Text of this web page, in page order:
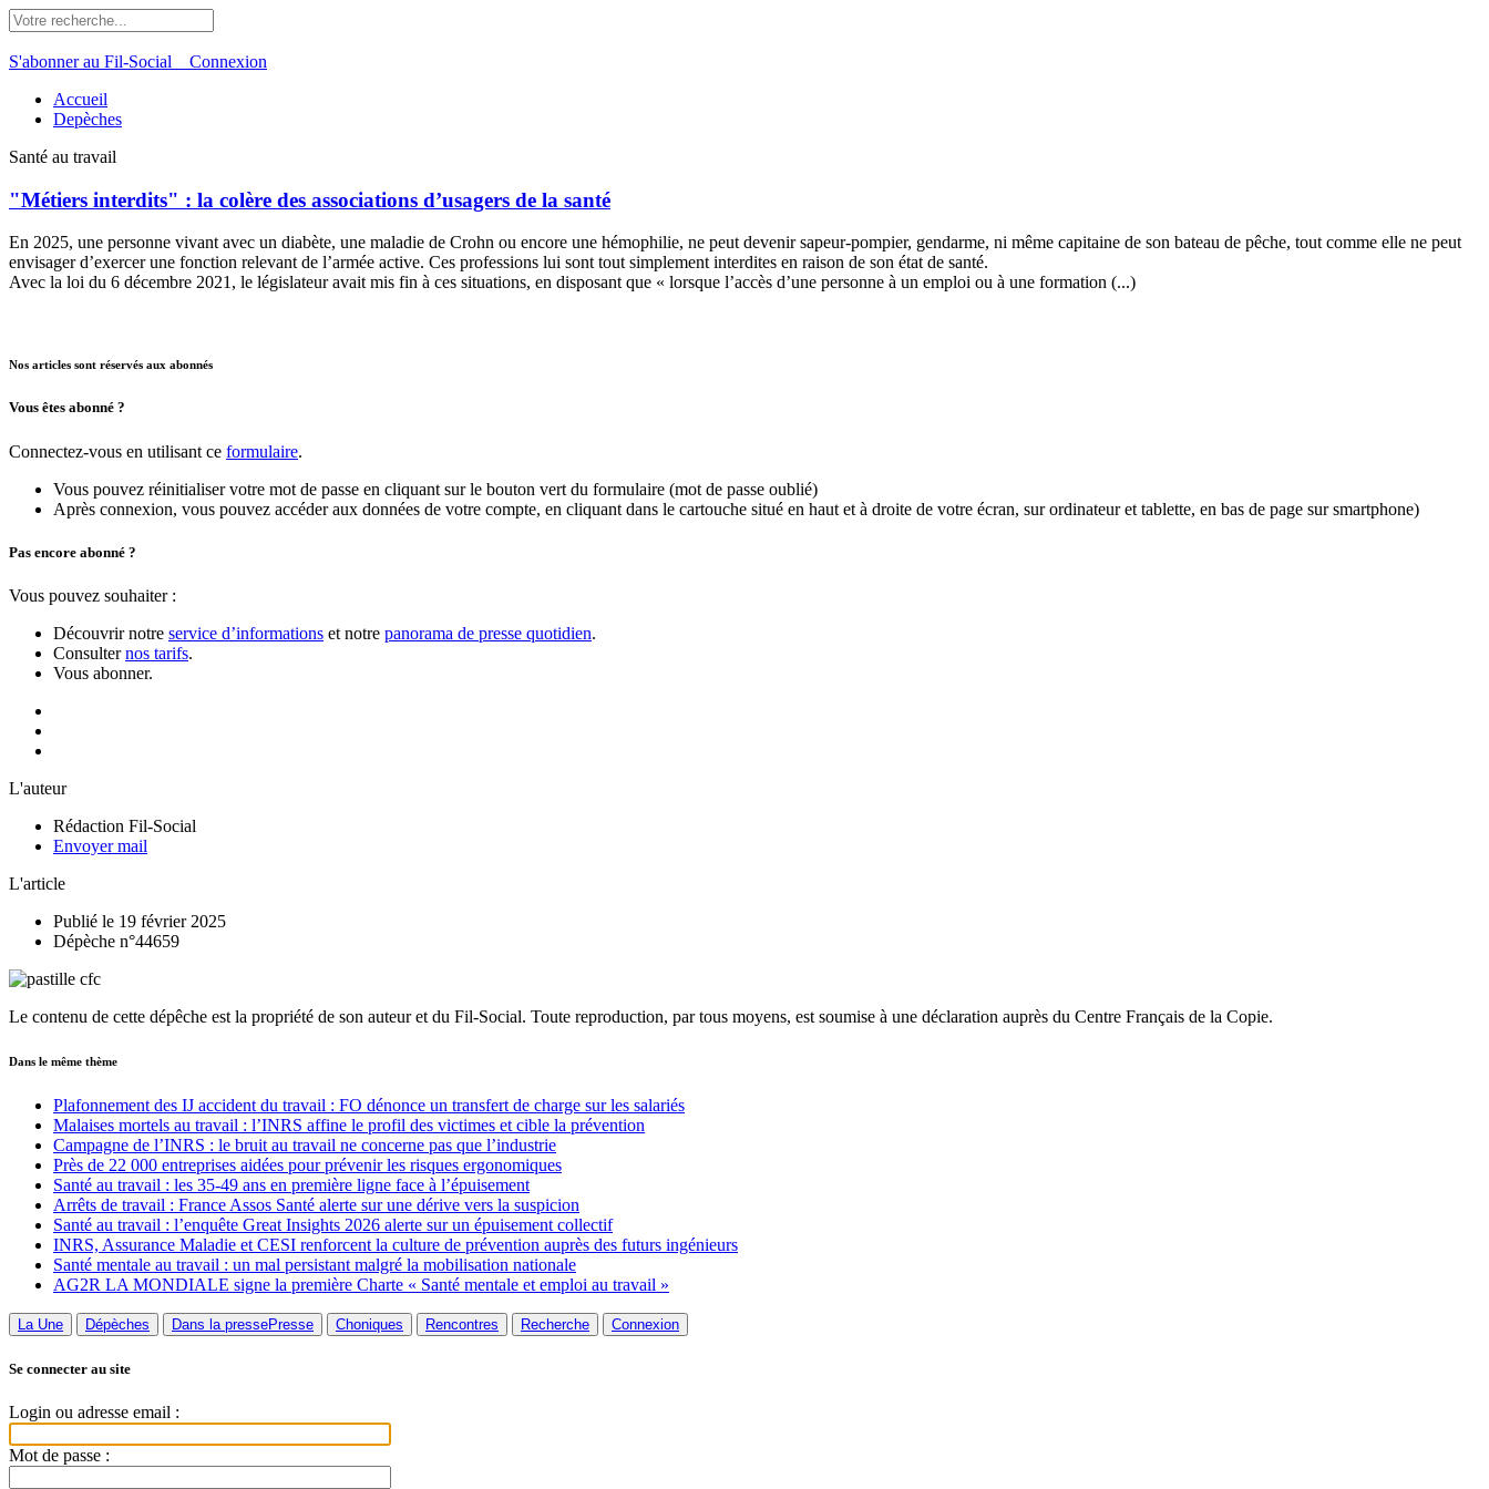
S'abonner au Fil-Social Connexion
Accueil
Depèches
Santé au travail
"Métiers interdits" : la colère des associations d’usagers de la santé
En 2025, une personne vivant avec un diabète, une maladie de Crohn ou encore une hémophilie, ne peut devenir sapeur-pompier, gendarme, ni même capitaine de son bateau de pêche, tout comme elle ne peut
envisager d’exercer une fonction relevant de l’armée active. Ces professions lui sont tout simplement interdites en raison de son état de santé.
Avec la loi du 6 décembre 2021, le législateur avait mis fin à ces situations, en disposant que « lorsque l’accès d’une personne à un emploi ou à une formation (...)
Nos articles sont réservés aux abonnés
Vous êtes abonné ?
Connectez-vous en utilisant ce formulaire.
Vous pouvez réinitialiser votre mot de passe en cliquant sur le bouton vert du formulaire (mot de passe oublié)
Après connexion, vous pouvez accéder aux données de votre compte, en cliquant dans le cartouche situé en haut et à droite de votre écran, sur ordinateur et tablette, en bas de page sur smartphone)
Pas encore abonné ?
Vous pouvez souhaiter :
Découvrir notre service d’informations et notre panorama de presse quotidien.
Consulternos tarifs.
Vous abonner.
L'auteur
Rédaction Fil-Social
Envoyer mail
L'article
Publié le 19 février 2025
Dépèche n°44659
Le contenu de cette dépêche est la propriété de son auteur et du Fil-Social. Toute reproduction, par tous moyens, est soumise à une déclaration auprès du Centre Français de la Copie.
Dans le même thème
Plafonnement des IJ accident du travail : FO dénonce un transfert de charge sur les salariés
Malaises mortels au travail : l’INRS affine le profil des victimes et cible la prévention
Campagne de l’INRS : le bruit au travail ne concerne pas que l’industrie
Près de 22 000 entreprises aidées pour prévenir les risques ergonomiques
Santé au travail : les 35-49 ans en première ligne face à l’épuisement
Arrêts de travail : France Assos Santé alerte sur une dérive vers la suspicion
Santé au travail : l’enquête Great Insights 2026 alerte sur un épuisement collectif
INRS, Assurance Maladie et CESI renforcent la culture de prévention auprès des futurs ingénieurs
Santé mentale au travail : un mal persistant malgré la mobilisation nationale
AG2R LA MONDIALE signe la première Charte « Santé mentale et emploi au travail »
La Une Dépèches Dans la pressePresse Choniques Rencontres Recherche Connexion
Se connecter au site
Login ou adresse email :
Mot de passe :